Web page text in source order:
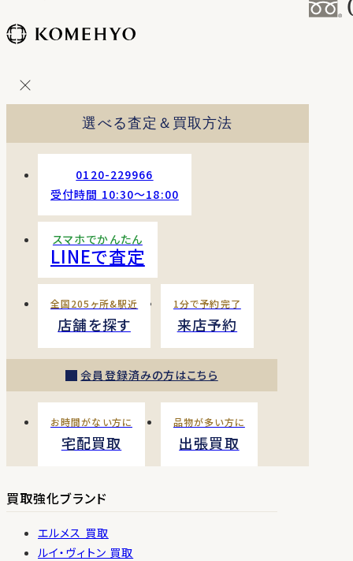
ン
選べる査定＆買取方法
0120-229966
受付時間 10:30〜18:00
スマホでかんたん
LINEで査定
全国205ヶ所&駅近
店舗を探す
1分で予約完了
来店予約
会員登録済みの方はこちら
お時間がない方に
宅配買取
品物が多い方に
出張買取
買取強化ブランド
エルメス 買取
ルイ・ヴィトン 買取